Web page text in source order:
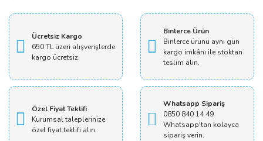
Ücretsiz Kargo
650 TL üzeri alışverişlerde
kargo ücretsiz.
Binlerce Ürün
Binlerce ürünü aynı gün
kargo imkânı ile stoktan
teslim alın.
Özel Fiyat Teklifi
Kurumsal taleplerinize
özel fiyat teklifi alın.
Whatsapp Sipariş
0850 840 14 49
Whatsapp'tan kolayca
sipariş verin.